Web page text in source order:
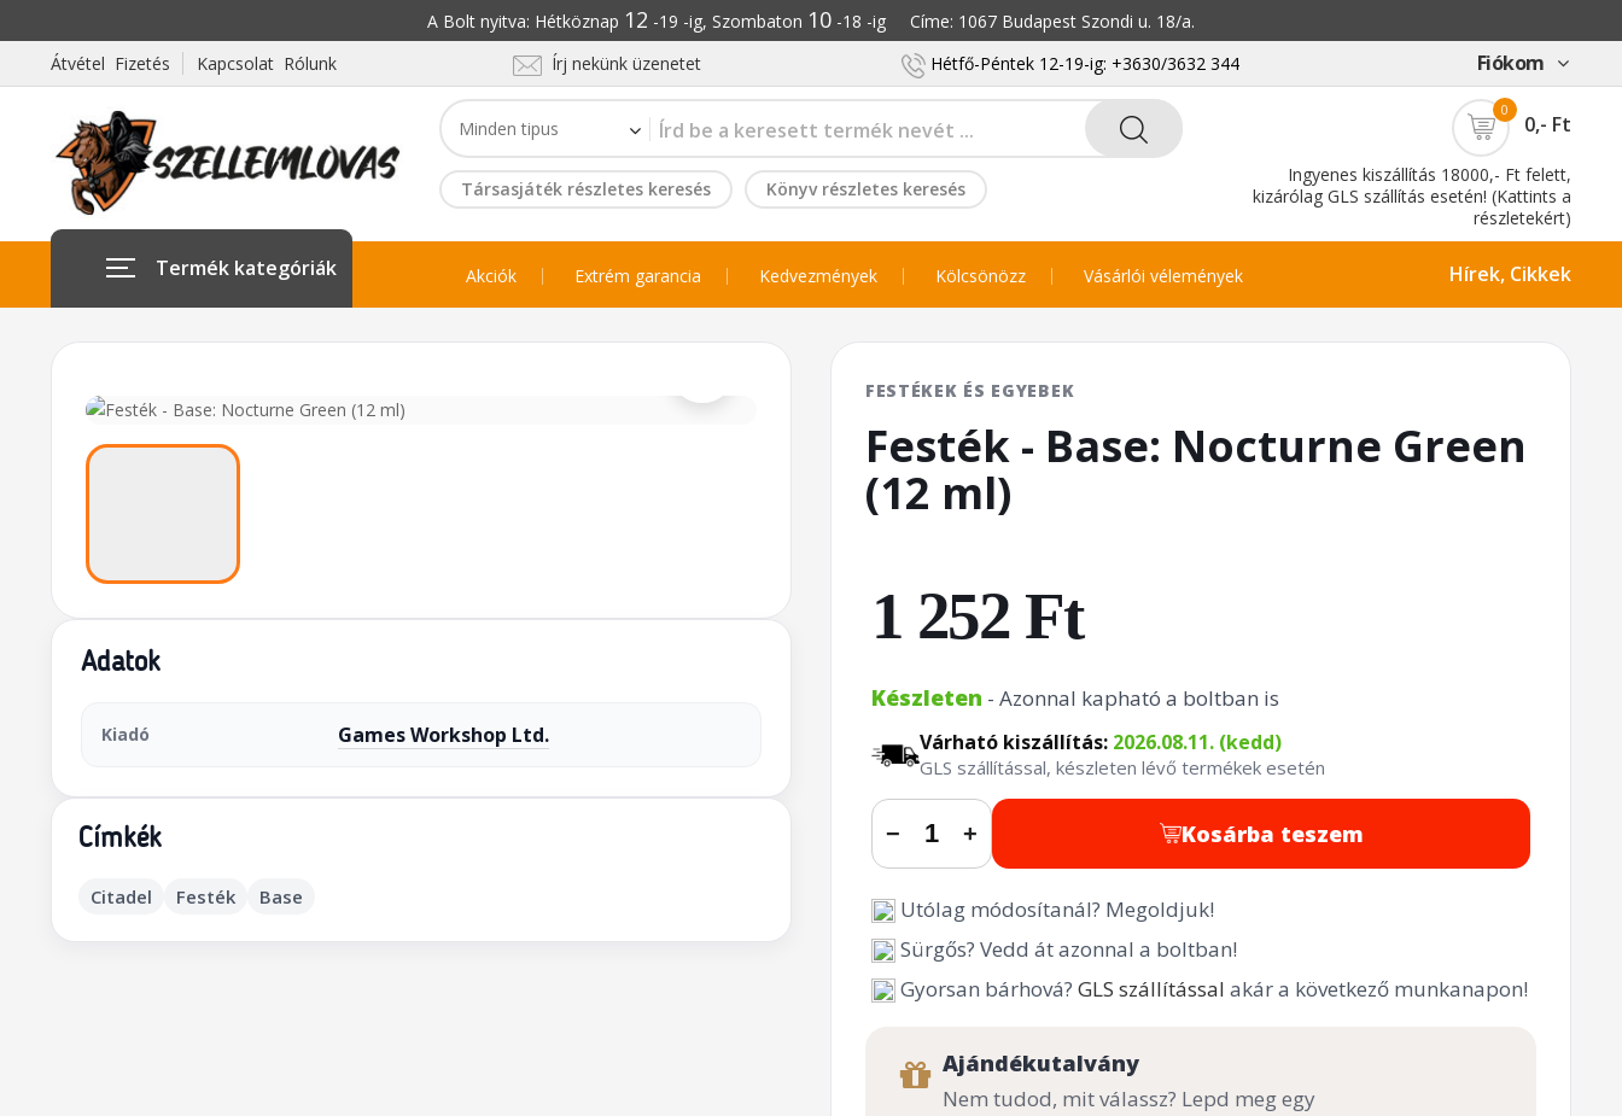
A Bolt nyitva: Hétköznap 12 -19 -ig, Szombaton 10-18 -ig Címe: 1067 Budapest Szondi u. 18/a.
Átvétel Fizetés
Kapcsolat Rólunk Írj nekünk üzenetet Hétfő-Péntek 12-19-ig: +3630/3632 344 Fiókom
Társasjáték részletes keresés Könyv részletes keresés
0
0,- Ft
Ingyenes kiszállítás 18000,- Ft felett,
kizárólag GLS szállítás esetén! (Kattints a
részletekért)
Termék kategóriák Akciók Extrém garancia Kedvezmények Kölcsönözz Vásárlói vélemények Hírek, Cikkek
Adatok
Kiadó Games Workshop Ltd.
Címkék
Citadel Festék Base
FESTÉKEK ÉS EGYEBEK
Festék - Base: Nocturne Green
(12 ml)
1 252 Ft
Készleten - Azonnal kapható a boltban is
Várható kiszállítás: 2026.08.11. (kedd)
GLS szállítással, készleten lévő termékek esetén
− + Kosárba teszem
Utólag módosítanál? Megoldjuk!
Sürgős? Vedd át azonnal a boltban!
Gyorsan bárhová? GLS szállítással akár a következő munkanapon!
Ajándékutalvány
Nem tudod, mit válassz? Lepd meg egy